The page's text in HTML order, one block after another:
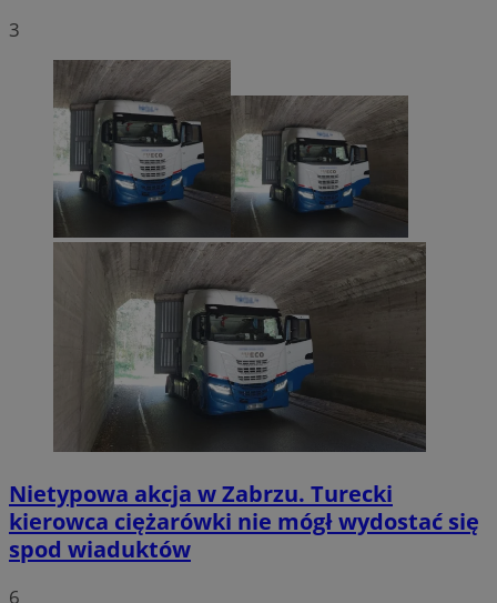
3
Nietypowa akcja w Zabrzu. Turecki
kierowca ciężarówki nie mógł wydostać się
spod wiaduktów
6